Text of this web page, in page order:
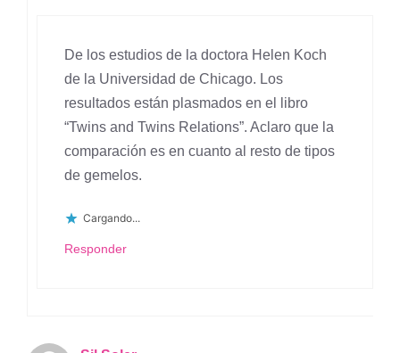
De los estudios de la doctora Helen Koch
de la Universidad de Chicago. Los
resultados están plasmados en el libro
“Twins and Twins Relations”. Aclaro que la
comparación es en cuanto al resto de tipos
de gemelos.
Cargando...
Responder